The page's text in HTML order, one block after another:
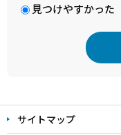
見つけやすかった
文
こ サイトマップ